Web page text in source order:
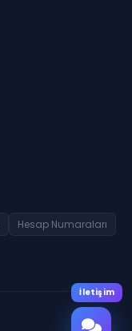
Hesap Numaraları
İletişim